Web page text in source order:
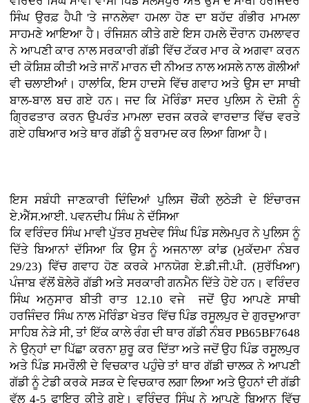
ਸਿੰਘ ਉਰਫ਼ ਹੈਪੀ 'ਤੇ ਜਾਨਲੇਵਾ ਹਮਲਾ ਹੋਣ ਦਾ ਬਹੱਦ ਗੰਭੀਰ ਮਾਮਲਾ
ਸਾਹਮਣੇ ਆਇਆ ਹੈ। ਰੰਜਿਸ਼ਨ ਕੀਤੇ ਗਏ ਇਸ ਹਮਲੇ ਦੌਰਾਨ ਹਮਲਾਵਰ
ਨੇ ਆਪਣੀ ਕਾਰ ਨਾਲ ਸਰਕਾਰੀ ਗੱਡੀ ਵਿੱਚ ਟੱਕਰ ਮਾਰ ਕੇ ਅਗਵਾ ਕਰਨ
ਦੀ ਕੋਸ਼ਿਸ਼ ਕੀਤੀ ਅਤੇ ਜਾਨੋਂ ਮਾਰਨ ਦੀ ਨੀਅਤ ਨਾਲ ਅਸਲੇ ਨਾਲ ਗੋਲੀਆਂ
ਵੀ ਚਲਾਈਆਂ। ਹਾਲਾਂਕਿ, ਇਸ ਹਾਦਸੇ ਵਿੱਚ ਗਵਾਹ ਅਤੇ ਉਸ ਦਾ ਸਾਥੀ
ਬਾਲ-ਬਾਲ ਬਚ ਗਏ ਹਨ। ਜਦ ਕਿ ਮੋਰਿੰਡਾ ਸਦਰ ਪੁਲਿਸ ਨੇ ਦੋਸ਼ੀ ਨੂੰ
ਗ੍ਰਿਫਤਾਰ ਕਰਨ ਉਪਰੰਤ ਮਾਮਲਾ ਦਰਜ ਕਰਕੇ ਵਾਰਦਾਤ ਵਿੱਚ ਵਰਤੇ
ਗਏ ਹਥਿਆਰ ਅਤੇ ਥਾਰ ਗੱਡੀ ਨੂੰ ਬਰਾਮਦ ਕਰ ਲਿਆ ਗਿਆ ਹੈ।
ਇਸ ਸਬੰਧੀ ਜਾਣਕਾਰੀ ਦਿੰਦਿਆਂ ਪੁਲਿਸ ਚੌਂਕੀ ਲੁਠੇੜੀ ਦੇ ਇੰਚਾਰਜ
ਏ.ਐੱਸ.ਆਈ. ਪਵਨਦੀਪ ਸਿੰਘ ਨੇ ਦੱਸਿਆ
ਕਿ ਵਰਿੰਦਰ ਸਿੰਘ ਮਾਵੀ ਪੁੱਤਰ ਸੁਖਦੇਵ ਸਿੰਘ ਪਿੰਡ ਸਲੇਮਪੁਰ ਨੇ ਪੁਲਿਸ ਨੂੰ
ਦਿੱਤੇ ਬਿਆਨਾਂ ਦੱਸਿਆ ਕਿ ਉਸ ਨੂੰ ਅਜਨਾਲਾ ਕਾਂਡ (ਮੁਕੱਦਮਾ ਨੰਬਰ
29/23) ਵਿੱਚ ਗਵਾਹ ਹੋਣ ਕਰਕੇ ਮਾਨਯੋਗ ਏ.ਡੀ.ਜੀ.ਪੀ. (ਸੁਰੱਖਿਆ)
ਪੰਜਾਬ ਵੱਲੋਂ ਬੋਲੇਰੋ ਗੱਡੀ ਅਤੇ ਸਰਕਾਰੀ ਗਨਮੈਨ ਦਿੱਤੇ ਹੋਏ ਹਨ। ਵਰਿੰਦਰ
ਸਿੰਘ ਅਨੁਸਾਰ ਬੀਤੀ ਰਾਤ 12.10 ਵਜੇ ਜਦੋਂ ਉਹ ਆਪਣੇ ਸਾਥੀ
ਹਰਜਿੰਦਰ ਸਿੰਘ ਨਾਲ ਮੋਰਿੰਡਾ ਖੇਤਰ ਵਿੱਚ ਪਿੰਡ ਰਸੂਲਪੁਰ ਦੇ ਗੁਰਦੁਆਰਾ
ਸਾਹਿਬ ਨੇੜੇ ਸੀ, ਤਾਂ ਇੱਕ ਕਾਲੇ ਰੰਗ ਦੀ ਥਾਰ ਗੱਡੀ ਨੰਬਰ PB65BF7648
ਨੇ ਉਨ੍ਹਾਂ ਦਾ ਪਿੱਛਾ ਕਰਨਾ ਸ਼ੁਰੂ ਕਰ ਦਿੱਤਾ ਅਤੇ ਜਦੋਂ ਉਹ ਪਿੰਡ ਰਸੂਲਪੁਰ
ਅਤੇ ਪਿੰਡ ਸਮਰੌਲੀ ਦੇ ਵਿਚਕਾਰ ਪਹੁੰਚੇ ਤਾਂ ਥਾਰ ਗੱਡੀ ਚਾਲਕ ਨੇ ਆਪਣੀ
ਗੱਡੀ ਨੂੰ ਟੇਡੀ ਕਰਕੇ ਸੜਕ ਦੇ ਵਿਚਕਾਰ ਲਗਾ ਲਿਆ ਅਤੇ ਉਹਨਾਂ ਦੀ ਗੱਡੀ
ਵੱਲ 4-5 ਫਾਇਰ ਕੀਤੇ ਗਏ। ਵਰਿੰਦਰ ਸਿੰਘ ਨੇ ਆਪਣੇ ਬਿਆਨ ਵਿੱਚ